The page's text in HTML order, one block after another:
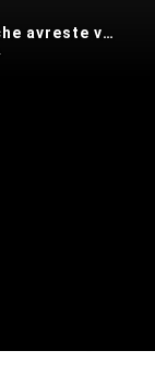
Pummarola 2022! Tutto quello che avreste volto sapere ma non avete mai osato chiedere